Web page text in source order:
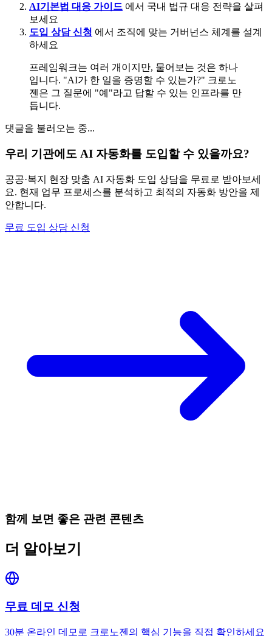
AI기본법 대응 가이드 에서 국내 법규 대응 전략을 살펴
보세요
도입 상담 신청 에서 조직에 맞는 거버넌스 체계를 설계
하세요
프레임워크는 여러 개이지만, 물어보는 것은 하나
입니다. "AI가 한 일을 증명할 수 있는가?" 크로노
젠은 그 질문에 "예"라고 답할 수 있는 인프라를 만
듭니다.
댓글을 불러오는 중...
우리 기관에도 AI 자동화를 도입할 수 있을까요?
공공·복지 현장 맞춤 AI 자동화 도입 상담을 무료로 받아보세
요. 현재 업무 프로세스를 분석하고 최적의 자동화 방안을 제
안합니다.
무료 도입 상담 신청
함께 보면 좋은 관련 콘텐츠
더 알아보기
무료 데모 신청
30분 온라인 데모로 크로노젠의 핵심 기능을 직접 확인하세요